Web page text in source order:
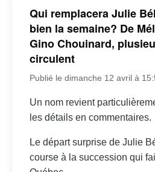
Qui remplacera Julie
bien la semaine? De
Gino Chouinard,
circulent
Publié le dimanche 12 avril à
Un nom revient
les détails en commentaires.
Le départ surprise de Julie
course à la succession qui